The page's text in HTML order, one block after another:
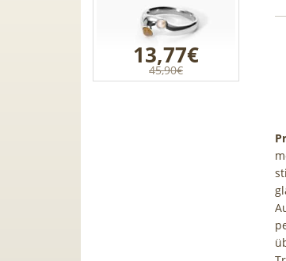
13,77€
45,90€
[93€ vs. Idealo!]
Buds! 😮 Google Pixel
19€ + 20GB Vodafone
für 14,99€ mtl.